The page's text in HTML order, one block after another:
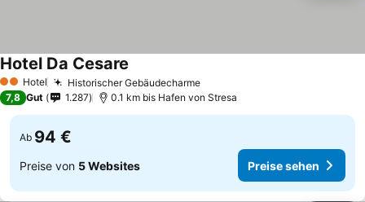
2 Sterne
Hotel Historischer Gebäudecharme
Hotel Da Cesare
7,8 Gut 1.287 0.1 km bis Hafen von Stresa
Ab 94 €
Preise von 5 Websites Preise sehen